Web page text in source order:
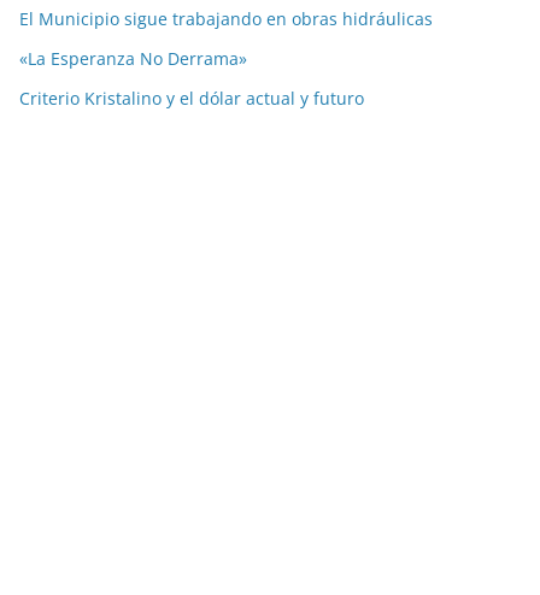
El Municipio sigue trabajando en obras hidráulicas
«La Esperanza No Derrama»
Criterio Kristalino y el dólar actual y futuro